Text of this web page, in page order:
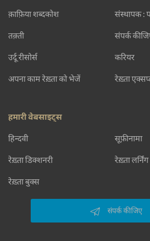
क़ाफ़िया शब्दकोश
तक़्ती
उर्दू रीसोर्स
अपना काम रेख़्ता को भेजें
संस्थापक :
संपर्क
करियर
रेख़्ता
हमारी वेबसाइट्स
हिन्दवी सूफ़ीनामा
रेख़्ता डिक्शनरी रेख़्ता लर्निंग
रेख़्ता बुक्स
संपर्क कीजिए